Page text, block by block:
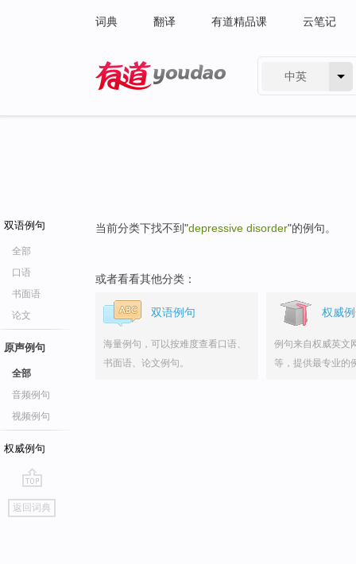
词典 翻译 有道精品课 云笔记
中英
双语例句
全部
口语
书面语
论文
原声例句
全部
音频例句
视频例句
权威例句
go
top
返回词典
当前分类下找不到"depressive disorder"的例句。
或者看看其他分类：
双语例句
海量例句，可以按难度查看口语、
书面语、论文例句。
权威
例句来自权威英文
等，提供最专业的